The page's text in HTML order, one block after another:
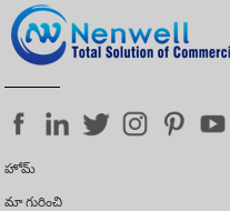
హోమ్
మా గురించి